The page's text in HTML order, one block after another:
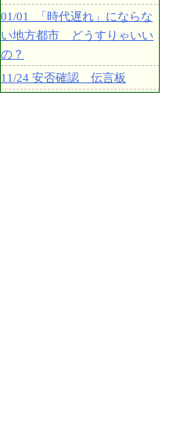
01/01 「時代遅れ」にならな
い地方都市 どうすりゃいい
の？
11/24 安否確認 伝言板